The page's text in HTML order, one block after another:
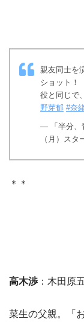
親友同士を
ショット！
役と同じで
野芽郁 #奈
— 「半分、
（月）ス
＊＊
高木渉：木田原
菜生の父親。「